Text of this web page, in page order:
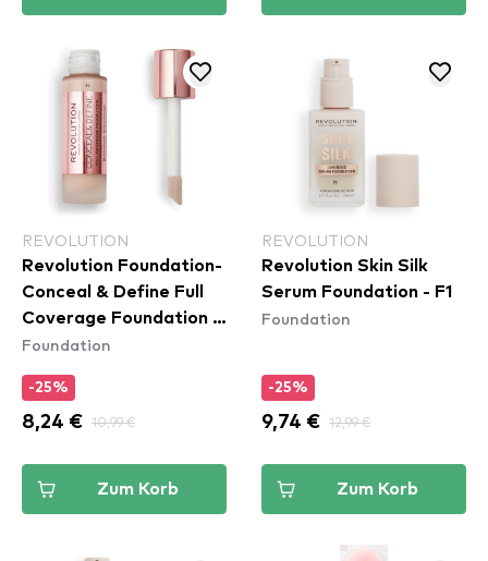
REVOLUTION
Revolution Foundation-
Conceal & Define Full
Coverage Foundation -
F3
Foundation
-25%
8,24 € 10,99 €
Zum Korb
REVOLUTION
Revolution Skin Silk
Serum Foundation - F1
Foundation
-25%
9,74 € 12,99 €
Zum Korb